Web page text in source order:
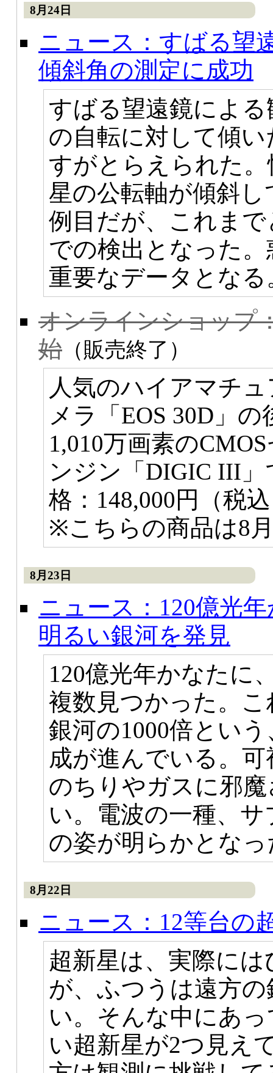
8月24日
ニュース：すばる望
傾斜角の測定に成功
すばる望遠鏡によ
の自転に対して傾
すがとらえられた
星の公転軸が傾斜
例目だが、これま
での検出となった
重要なデータとなる
オンラインショップ
始 （販売終了）
人気のハイアマチ
メラ「EOS 30D」
1,010万画素の
ンジン「DIGIC III
格：148,000円（税
※こちらの商品は8
8月23日
ニュース：120億光
明るい銀河を発見
120億光年かなたに
複数見つかった。
銀河の1000倍とい
成が進んでいる。
のちりやガスに邪
い。電波の一種、
の姿が明らかとなっ
8月22日
ニュース：12等台の
超新星は、実際に
が、ふつうは遠方
い。そんな中にあ
い超新星が2つ見え